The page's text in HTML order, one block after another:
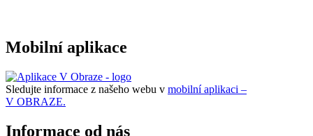
Mobilní aplikace
Sledujte informace z našeho webu v mobilní aplikaci –
V OBRAZE.
Informace od nás